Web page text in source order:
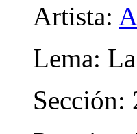
Artista:
Lema:
Sección: